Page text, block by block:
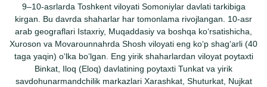
9–10-asrlarda Toshkent viloyati Somoniylar davlati tarkibiga
kirgan. Bu davrda shaharlar har tomonlama rivojlangan. 10-asr
arab geograflari Istaxriy, Muqaddasiy va boshqa koʻrsatishicha,
Xuroson va Movarounnahrda Shosh viloyati eng koʻp shagʻarli (40
taga yaqin) oʻlka boʻlgan. Eng yirik shaharlardan viloyat poytaxti
Binkat, Iloq (Eloq) davlatining poytaxti Tunkat va yirik
savdohunarmandchilik markazlari Xarashkat, Shuturkat, Nujkat